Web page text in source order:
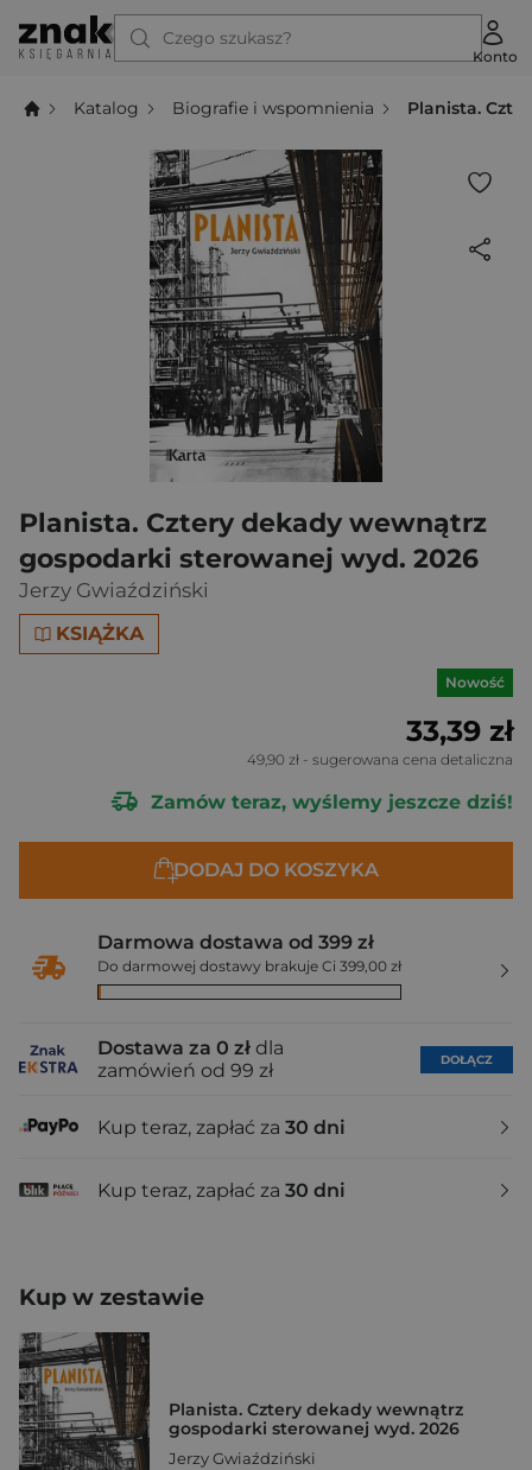
Czego szukasz?
Konto
Katalog Biografie i wspomnienia Planista.
Planista. Cztery dekady wewnątrz
gospodarki sterowanej wyd. 2026
Jerzy Gwiaździński
KSIĄŻKA
Nowość
33,39 zł
49,90 zł - sugerowana cena detaliczna
Zamów teraz, wyślemy jeszcze dziś!
DODAJ DO KOSZYKA
Darmowa dostawa od 399 zł
Do darmowej dostawy brakuje Ci 399,00 zł
Dostawa za 0 zł dla
zamówień od 99 zł
DOŁĄCZ
Kup teraz, zapłać za 30 dni
Kup teraz, zapłać za 30 dni
Kup w zestawie
Planista. Cztery dekady wewnątrz
gospodarki sterowanej wyd. 2026
Jerzy Gwiaździński